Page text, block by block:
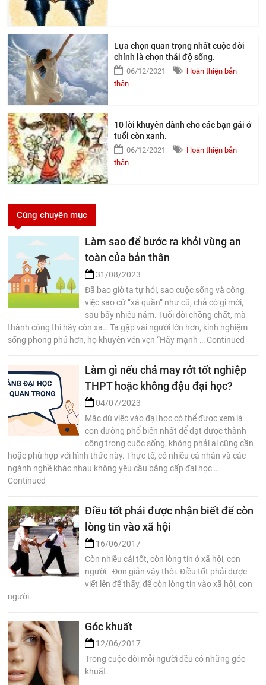
Lựa chọn quan trọng nhất cuộc đời
chính là chọn thái độ sống.
06/12/2021
Hoàn thiện bản
thân
10 lời khuyên dành cho các bạn gái ở
tuổi còn xanh.
06/12/2021
Hoàn thiện bản
thân
Cùng chuyên mục
Làm sao để bước ra khỏi vùng an
toàn của bản thân
31/08/2023
Đã bao giờ ta tự hỏi, sao cuộc sống và công
việc sao cứ “xà quần” như cũ, chả có gì mới,
sau bấy nhiêu năm. Tuổi đời chồng chất, mà
thành công thì hãy còn xa… Ta gặp vài người lớn hơn, kinh nghiệm
sống phong phú hơn, họ khuyên vẻn vẹn “Hãy mạnh … Continued
Làm gì nếu chả may rớt tốt nghiệp
THPT hoặc không đậu đại học?
04/07/2023
Mặc dù việc vào đại học có thể được xem là
con đường phổ biến nhất để đạt được thành
công trong cuộc sống, không phải ai cũng cần
hoặc phù hợp với hình thức này. Thực tế, có nhiều cá nhân và các
ngành nghề khác nhau không yêu cầu bằng cấp đại học …
Continued
Điều tốt phải được nhận biết để còn
lòng tin vào xã hội
16/06/2017
Còn nhiều cái tốt, còn lòng tin ở xã hội, con
người - Đơn giản vậy thôi. Điều tốt phải được
viết lên để thấy, để còn lòng tin vào xã hội, con
người.
Góc khuất
12/06/2017
Trong cuộc đời mỗi người đều có những góc
khuất.